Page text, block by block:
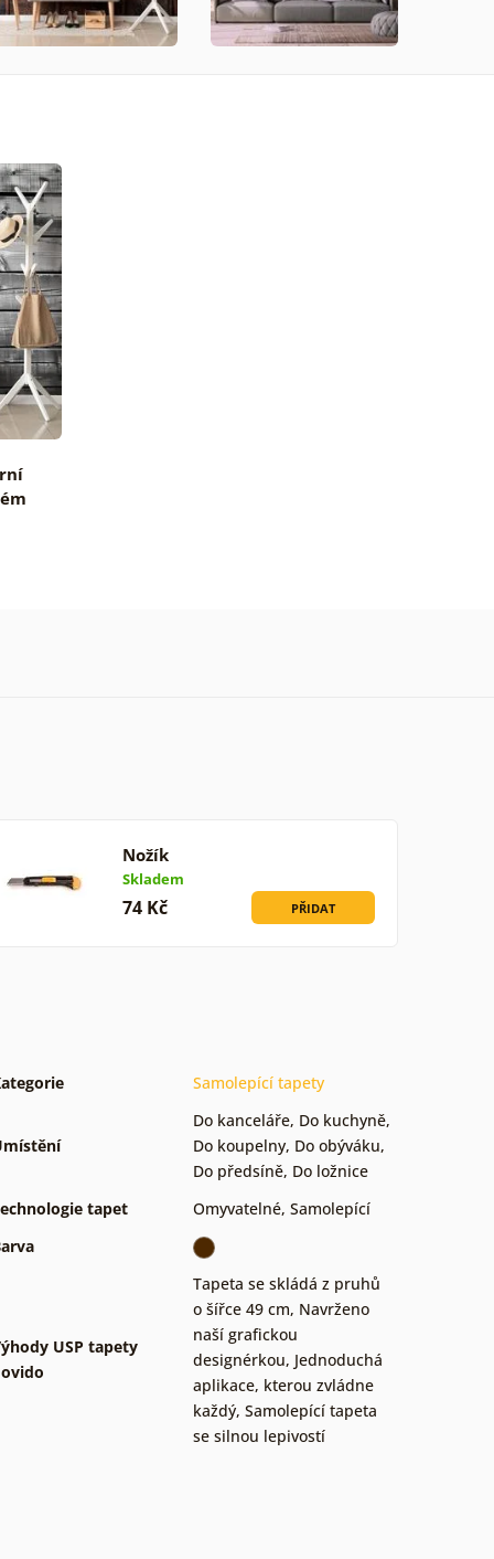
Nožík
Skladem
74 Kč PŘIDAT
Samolepící tapety
Do kanceláře, Do kuchyně,
Do koupelny, Do obýváku,
Do předsíně, Do ložnice
tapet
Omyvatelné, Samolepící
USP tapety
Tapeta se skládá z pruhů
o šířce 49 cm, Navrženo
naší grafickou
designérkou, Jednoduchá
aplikace, kterou zvládne
každý, Samolepící tapeta
se silnou lepivostí